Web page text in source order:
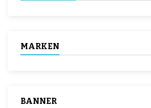
MARKEN
BANNER